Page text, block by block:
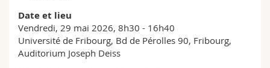
Date et lieu
Vendredi, 29 mai 2026, 8h30 - 16h40
Université de Fribourg, Bd de Pérolles 90, Fribourg,
Auditorium Joseph Deiss